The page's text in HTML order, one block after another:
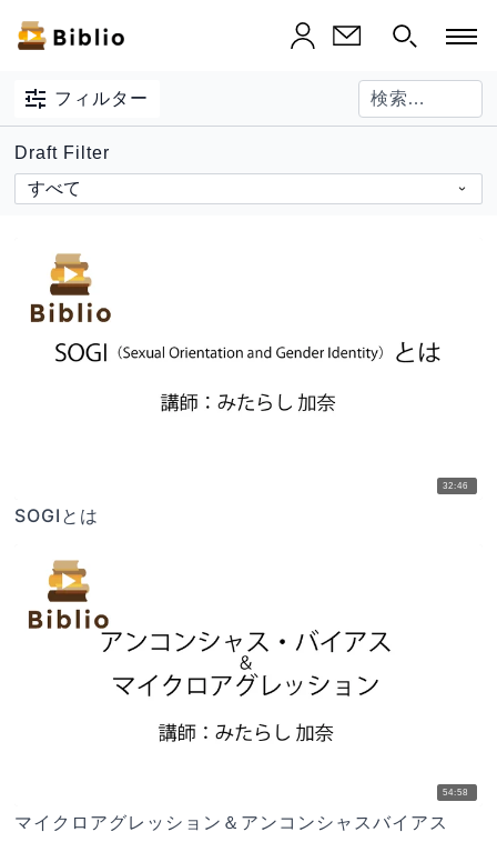
フィルター
Draft Filter
32:46
SOGIとは
54:58
マイクロアグレッション＆アンコンシャスバイアス